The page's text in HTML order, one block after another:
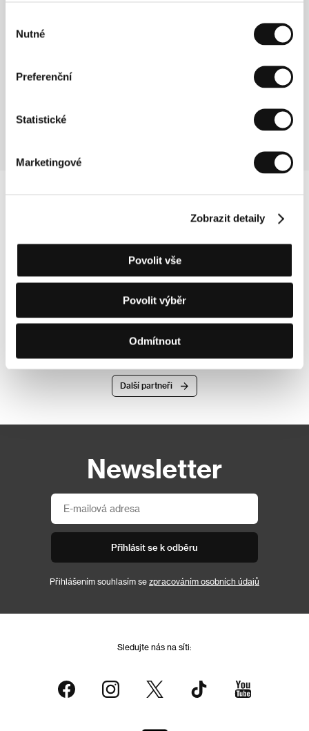
souhlasu
Nutné
Preferenční
Statistické
Marketingové
Zobrazit detaily
Povolit vše
Povolit výběr
Odmítnout
(http://)
Další partneři
Newsletter
Přihlásit se k odběru
Přihlášením souhlasím se zpracováním osobních údajů
Sledujte nás na síti: